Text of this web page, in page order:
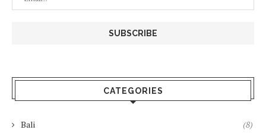
CATEGORIES
Bali (8)